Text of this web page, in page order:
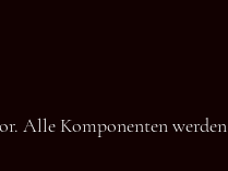
Alle Komponenten werden